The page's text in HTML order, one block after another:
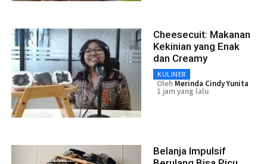
Cheesecuit: Makanan
Kekinian yang Enak
dan Creamy
KULINER
Oleh Merinda Cindy Yunita
1 jam yang lalu
Belanja Impulsif